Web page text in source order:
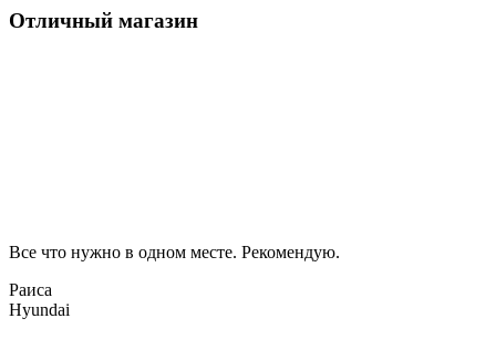
Отличный магазин
Все что нужно в одном месте. Рекомендую.
Раиса
Hyundai